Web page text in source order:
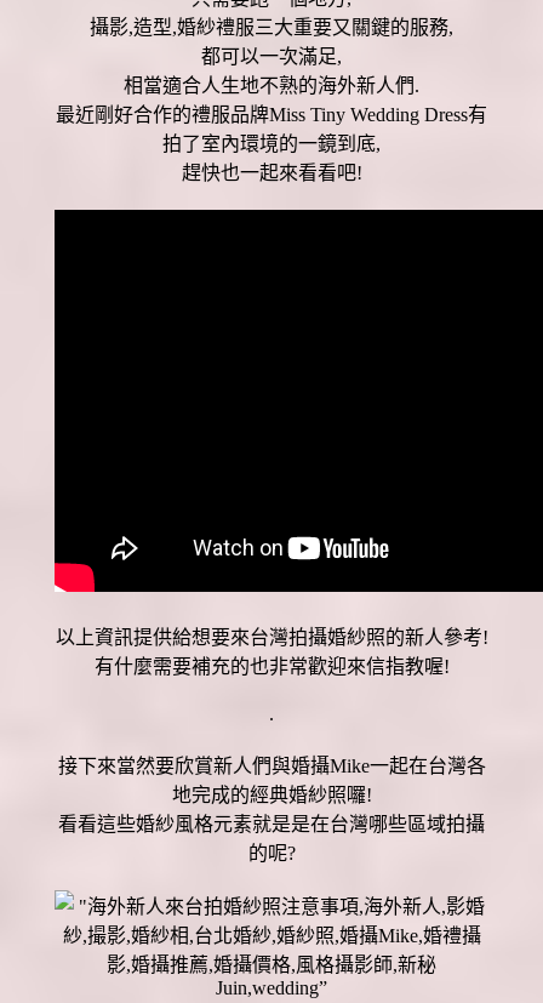
攝影,造型,婚紗禮服三大重要又關鍵的服務,
都可以一次滿足,
相當適合人生地不熟的海外新人們.
最近剛好合作的禮服品牌Miss Tiny Wedding Dress有
拍了室內環境的一鏡到底,
趕快也一起來看看吧!
以上資訊提供給想要來台灣拍攝婚紗照的新人參考!
有什麼需要補充的也非常歡迎來信指教喔!
.
接下來當然要欣賞新人們與婚攝Mike一起在台灣各
地完成的經典婚紗照囉!
看看這些婚紗風格元素就是是在台灣哪些區域拍攝
的呢?